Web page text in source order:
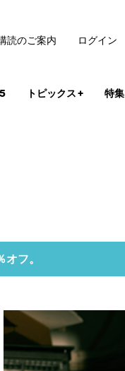
トピックス+ 特集
読のご案内 ログイン
フ。